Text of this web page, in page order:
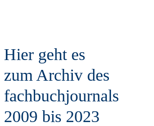
Hier geht es
zum Archiv des
fachbuchjournals
2009 bis 2023